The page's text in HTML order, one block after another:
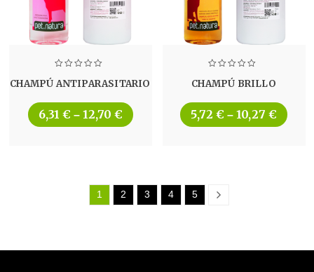
CHAMPÚ ANTIPARASITARIO
6,31 € – 12,70 €
CHAMPÚ BRILLO
5,72 € – 10,27 €
1 2 3 4 5 Next